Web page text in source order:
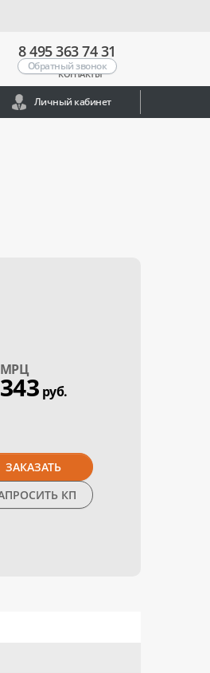
КОНТАКТЫ
8 495 363 74 31
Обратный звонок
Личный кабинет
МPЦ
343 руб.
ЗАКАЗАТЬ
ЗАПРОСИТЬ КП